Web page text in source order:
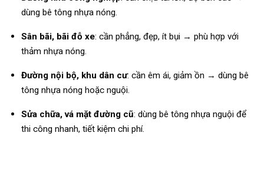
dùng bê tông nhựa nóng.
Sân bãi, bãi đỗ xe: cần phẳng, đẹp, ít bụi → phù hợp với
thảm nhựa nóng.
Đường nội bộ, khu dân cư: cần êm ái, giảm ồn → dùng bê
tông nhựa nóng hoặc nguội.
Sửa chữa, vá mặt đường cũ: dùng bê tông nhựa nguội để
thi công nhanh, tiết kiệm chi phí.